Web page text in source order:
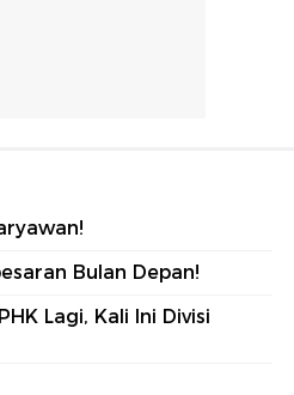
Bulan Depan!
Lagi, Kali Ini Divisi